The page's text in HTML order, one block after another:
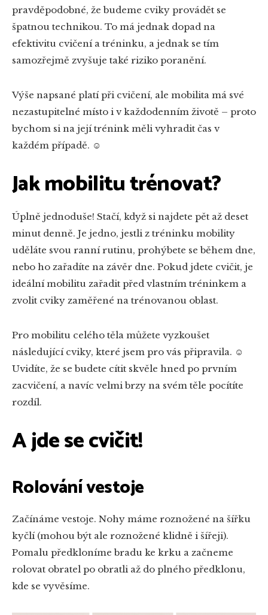
pravděpodobné, že budeme cviky provádět se
špatnou technikou. To má jednak dopad na
efektivitu cvičení a tréninku, a jednak se tím
samozřejmě zvyšuje také riziko poranění.
Výše napsané platí při cvičení, ale mobilita má své
nezastupitelné místo i v každodenním životě – proto
bychom si na její trénink měli vyhradit čas v
každém případě. ☺
Jak mobilitu trénovat?
Úplně jednoduše! Stačí, když si najdete pět až deset
minut denně. Je jedno, jestli z tréninku mobility
uděláte svou ranní rutinu, prohýbete se během dne,
nebo ho zařadíte na závěr dne. Pokud jdete cvičit, je
ideální mobilitu zařadit před vlastním tréninkem a
zvolit cviky zaměřené na trénovanou oblast.
Pro mobilitu celého těla můžete vyzkoušet
následující cviky, které jsem pro vás připravila. ☺
Uvidíte, že se budete cítit skvěle hned po prvním
zacvičení, a navíc velmi brzy na svém těle pocítíte
rozdíl.
A jde se cvičit!
Rolování vestoje
Začínáme vestoje. Nohy máme roznožené na šířku
kyčlí (mohou být ale roznožené klidně i šířeji).
Pomalu předkloníme bradu ke krku a začneme
rolovat obratel po obratli až do plného předklonu,
kde se vyvěsíme.